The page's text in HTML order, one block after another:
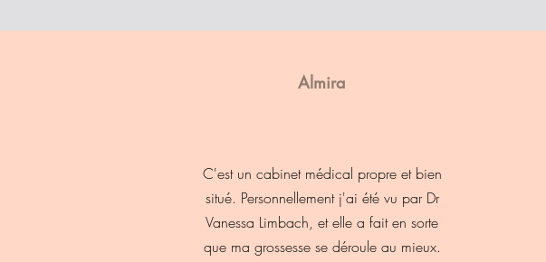
Almira
C'est un cabinet médical propre et bien
situé. Personnellement j'ai été vu par Dr
Vanessa Limbach, et elle a fait en sorte
que ma grossesse se déroule au mieux.